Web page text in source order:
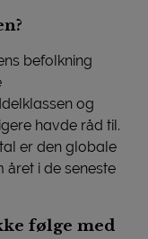
befolkning
og
havde råd til.
er den globale
året i de seneste
følge med